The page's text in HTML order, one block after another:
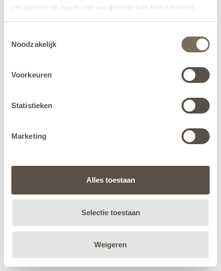
verzameld op basis van uw gebruik van hun services.
jehier.
Noodzakelijk
Voorkeuren
Statistieken
Marketing
Alles toestaan
Selectie toestaan
Weigeren